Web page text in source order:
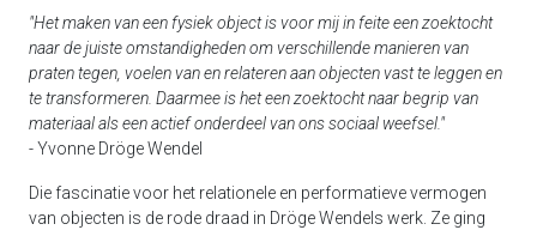
"Het maken van een fysiek object is voor mij in feite een zoektocht
naar de juiste omstandigheden om verschillende manieren van
praten tegen, voelen van en relateren aan objecten vast te leggen en
te transformeren. Daarmee is het een zoektocht naar begrip van
materiaal als een actief onderdeel van ons sociaal weefsel."
- Yvonne Dröge Wendel
Die fascinatie voor het relationele en performatieve vermogen
van objecten is de rode draad in Dröge Wendels werk. Ze ging